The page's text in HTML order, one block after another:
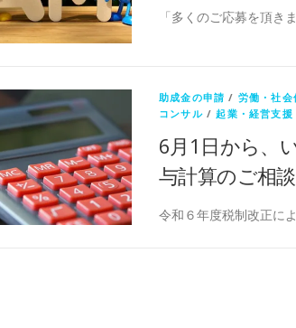
「多くのご応募を頂
助成金の申請 / 労働・社会
コンサル/起業・経営支援
6月1日から、
与計算のご相
令和６年度税制改正に